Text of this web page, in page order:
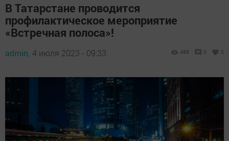
В Татарстане проводится
профилактическое мероприятие
«Встречная полоса»!
admin, 4 июля 2023 - 09:33 489 0 0